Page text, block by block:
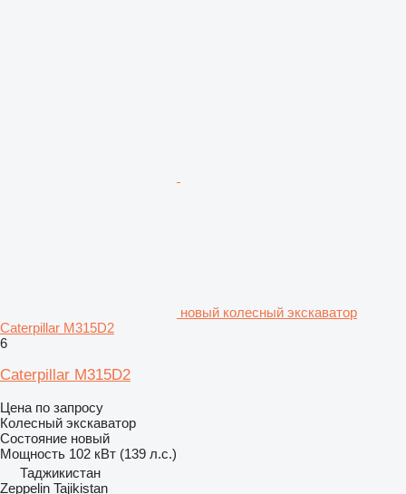
новый колесный экскаватор
Caterpillar M315D2
6
Caterpillar M315D2
Цена по запросу
Колесный экскаватор
Состояние новый
Мощность 102 кВт (139 л.с.)
Таджикистан
Zeppelin Tajikistan